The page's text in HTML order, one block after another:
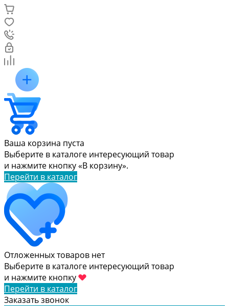
Ваша корзина пуста
Выберите в каталоге интересующий товар
и нажмите кнопку «В корзину».
Перейти в каталог
Отложенных товаров нет
Выберите в каталоге интересующий товар
и нажмите кнопку
Перейти в каталог
Заказать звонок